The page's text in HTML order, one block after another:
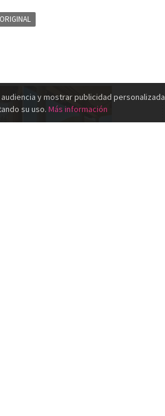
y mostrar publicidad personalizada
su uso. Más información